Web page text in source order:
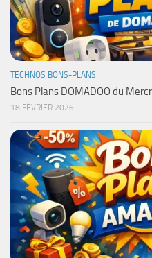
TECHNOS BONS-PLANS
Bons Plans DOMADOO du
18 FÉVRIER 2026